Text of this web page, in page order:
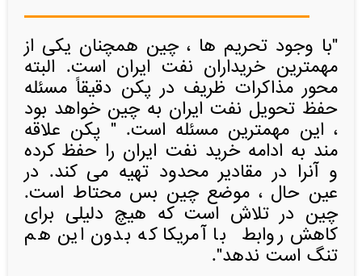
"با وجود تحریم ها ، چین همچنان یکی از
مهمترین خریداران نفت ایران است. البته
محور مذاکرات ظریف در پکن دقیقاً مسئله
حفظ تحویل نفت ایران به چین خواهد بود
، این مهمترین مسئله است. " پکن علاقه
مند به ادامه خرید نفت ایران را حفظ کرده
و آنرا در مقادیر محدود تهیه می کند. در
عین حال ، موضع چین بس محتاط است.
چین در تلاش است که هیچ دلیلی برای
کاهش روابط با آمریکا که بدون این هم
تنگ است ندهد".